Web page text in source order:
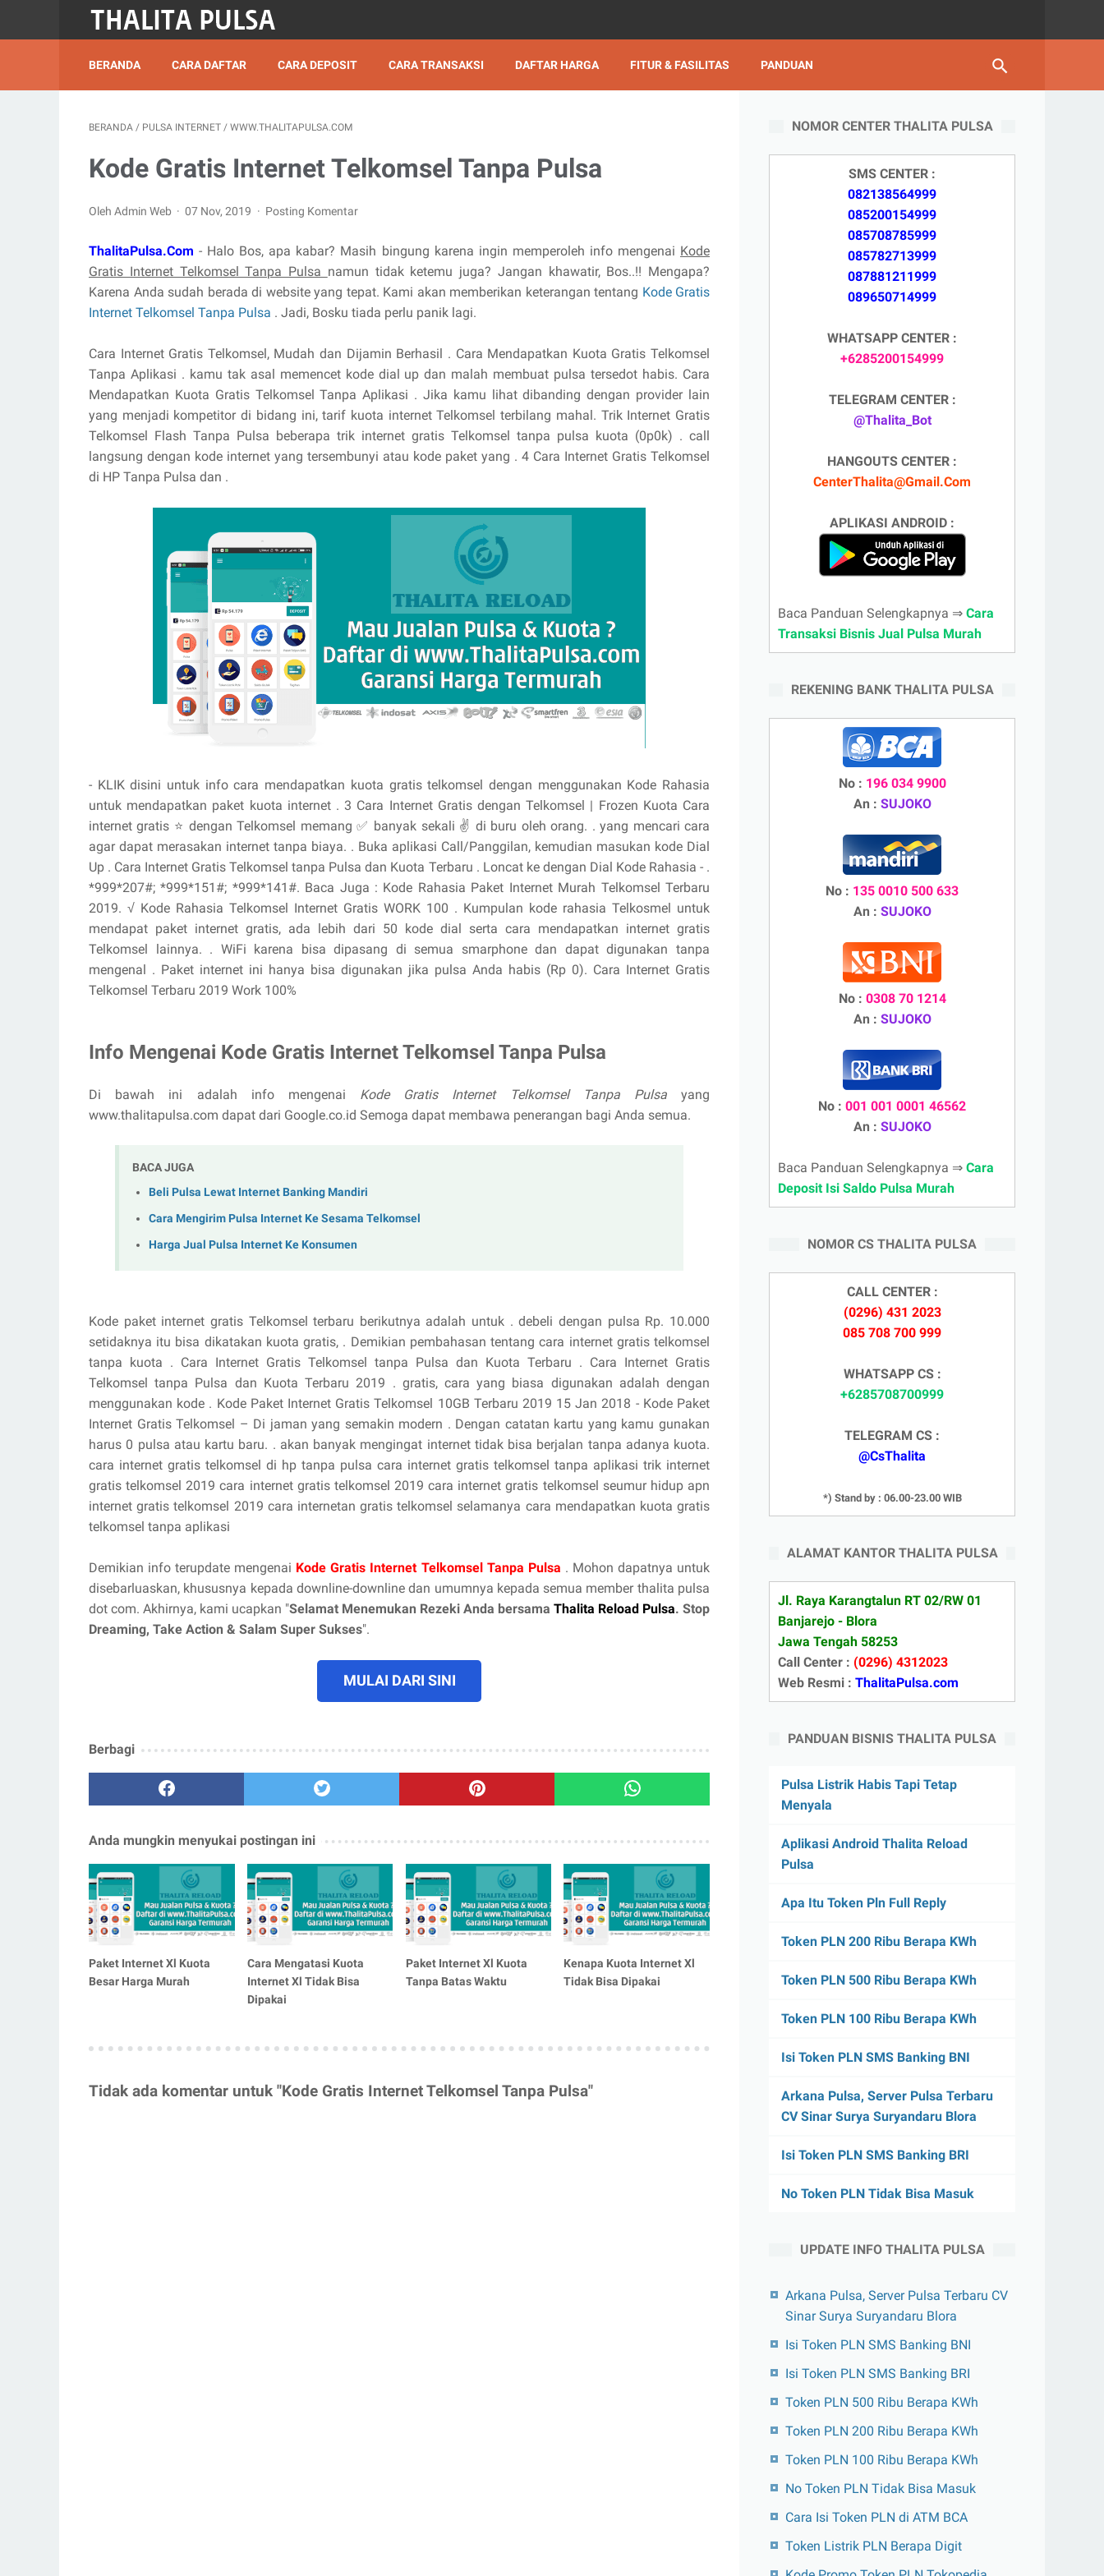
BERANDA CARA DAFTAR CARA DEPOSIT CARA TRANSAKSI DAFTAR HARGA FITUR & FASILITAS PANDUAN
BERANDA / PULSA INTERNET / WWW.THALITAPULSA.COM
Kode Gratis Internet Telkomsel Tanpa Pulsa
Oleh Admin Web 07 Nov, 2019 Posting Komentar
ThalitaPulsa.Com - Halo Bos, apa kabar? Masih bingung karena ingin memperoleh info mengenai Kode
Gratis Internet Telkomsel Tanpa Pulsa namun tidak ketemu juga? Jangan khawatir, Bos..!! Mengapa?
Karena Anda sudah berada di website yang tepat. Kami akan memberikan keterangan tentang Kode Gratis
Internet Telkomsel Tanpa Pulsa . Jadi, Bosku tiada perlu panik lagi.
Cara Internet Gratis Telkomsel, Mudah dan Dijamin Berhasil . Cara Mendapatkan Kuota Gratis Telkomsel
Tanpa Aplikasi . kamu tak asal memencet kode dial up dan malah membuat pulsa tersedot habis. Cara
Mendapatkan Kuota Gratis Telkomsel Tanpa Aplikasi . Jika kamu lihat dibanding dengan provider lain
yang menjadi kompetitor di bidang ini, tarif kuota internet Telkomsel terbilang mahal. Trik Internet Gratis
Telkomsel Flash Tanpa Pulsa beberapa trik internet gratis Telkomsel tanpa pulsa kuota (0p0k) . call
langsung dengan kode internet yang tersembunyi atau kode paket yang . 4 Cara Internet Gratis Telkomsel
di HP Tanpa Pulsa dan .
- KLIK disini untuk info cara mendapatkan kuota gratis telkomsel dengan menggunakan Kode Rahasia
untuk mendapatkan paket kuota internet . 3 Cara Internet Gratis dengan Telkomsel | Frozen Kuota Cara
internet gratis ⭐ dengan Telkomsel memang ✅ banyak sekali ✌ di buru oleh orang. . yang mencari cara
agar dapat merasakan internet tanpa biaya. . Buka aplikasi Call/Panggilan, kemudian masukan kode Dial
Up . Cara Internet Gratis Telkomsel tanpa Pulsa dan Kuota Terbaru . Loncat ke dengan Dial Kode Rahasia - .
*999*207#; *999*151#; *999*141#. Baca Juga : Kode Rahasia Paket Internet Murah Telkomsel Terbaru
2019. √ Kode Rahasia Telkomsel Internet Gratis WORK 100 . Kumpulan kode rahasia Telkosmel untuk
mendapat paket internet gratis, ada lebih dari 50 kode dial serta cara mendapatkan internet gratis
Telkomsel lainnya. . WiFi karena bisa dipasang di semua smarphone dan dapat digunakan tanpa
mengenal . Paket internet ini hanya bisa digunakan jika pulsa Anda habis (Rp 0). Cara Internet Gratis
Telkomsel Terbaru 2019 Work 100%
Info Mengenai Kode Gratis Internet Telkomsel Tanpa Pulsa
Di bawah ini adalah info mengenai Kode Gratis Internet Telkomsel Tanpa Pulsa yang
www.thalitapulsa.com dapat dari Google.co.id Semoga dapat membawa penerangan bagi Anda semua.
BACA JUGA
Beli Pulsa Lewat Internet Banking Mandiri
Cara Mengirim Pulsa Internet Ke Sesama Telkomsel
Harga Jual Pulsa Internet Ke Konsumen
Kode paket internet gratis Telkomsel terbaru berikutnya adalah untuk . debeli dengan pulsa Rp. 10.000
setidaknya itu bisa dikatakan kuota gratis, . Demikian pembahasan tentang cara internet gratis telkomsel
tanpa kuota . Cara Internet Gratis Telkomsel tanpa Pulsa dan Kuota Terbaru . Cara Internet Gratis
Telkomsel tanpa Pulsa dan Kuota Terbaru 2019 . gratis, cara yang biasa digunakan adalah dengan
menggunakan kode . Kode Paket Internet Gratis Telkomsel 10GB Terbaru 2019 15 Jan 2018 - Kode Paket
Internet Gratis Telkomsel – Di jaman yang semakin modern . Dengan catatan kartu yang kamu gunakan
harus 0 pulsa atau kartu baru. . akan banyak mengingat internet tidak bisa berjalan tanpa adanya kuota.
cara internet gratis telkomsel di hp tanpa pulsa cara internet gratis telkomsel tanpa aplikasi trik internet
gratis telkomsel 2019 cara internet gratis telkomsel 2019 cara internet gratis telkomsel seumur hidup apn
internet gratis telkomsel 2019 cara internetan gratis telkomsel selamanya cara mendapatkan kuota gratis
telkomsel tanpa aplikasi
Demikian info terupdate mengenai Kode Gratis Internet Telkomsel Tanpa Pulsa . Mohon dapatnya untuk
disebarluaskan, khususnya kepada downline-downline dan umumnya kepada semua member thalita pulsa
dot com. Akhirnya, kami ucapkan "Selamat Menemukan Rezeki Anda bersama Thalita Reload Pulsa. Stop
Dreaming, Take Action & Salam Super Sukses".
MULAI DARI SINI
Berbagi
Anda mungkin menyukai postingan ini
Paket Internet Xl Kuota
Besar Harga Murah
Cara Mengatasi Kuota
Internet Xl Tidak Bisa
Dipakai
Paket Internet Xl Kuota
Tanpa Batas Waktu
Kenapa Kuota Internet Xl
Tidak Bisa Dipakai
Tidak ada komentar untuk "Kode Gratis Internet Telkomsel Tanpa Pulsa"
NOMOR CENTER THALITA PULSA
SMS CENTER :
082138564999
085200154999
085708785999
085782713999
087881211999
089650714999
WHATSAPP CENTER :
+6285200154999
TELEGRAM CENTER :
@Thalita_Bot
HANGOUTS CENTER :
CenterThalita@Gmail.Com
APLIKASI ANDROID :
Baca Panduan Selengkapnya ⇒ Cara
Transaksi Bisnis Jual Pulsa Murah
REKENING BANK THALITA PULSA
No : 196 034 9900
An : SUJOKO
No : 135 0010 500 633
An : SUJOKO
No : 0308 70 1214
An : SUJOKO
No : 001 001 0001 46562
An : SUJOKO
Baca Panduan Selengkapnya ⇒ Cara
Deposit Isi Saldo Pulsa Murah
NOMOR CS THALITA PULSA
CALL CENTER :
(0296) 431 2023
085 708 700 999
WHATSAPP CS :
+6285708700999
TELEGRAM CS :
@CsThalita
*) Stand by : 06.00-23.00 WIB
ALAMAT KANTOR THALITA PULSA
Jl. Raya Karangtalun RT 02/RW 01
Banjarejo - Blora
Jawa Tengah 58253
Call Center : (0296) 4312023
Web Resmi : ThalitaPulsa.com
PANDUAN BISNIS THALITA PULSA
Pulsa Listrik Habis Tapi Tetap
Menyala
Aplikasi Android Thalita Reload
Pulsa
Apa Itu Token Pln Full Reply
Token PLN 200 Ribu Berapa KWh
Token PLN 500 Ribu Berapa KWh
Token PLN 100 Ribu Berapa KWh
Isi Token PLN SMS Banking BNI
Arkana Pulsa, Server Pulsa Terbaru
CV Sinar Surya Suryandaru Blora
Isi Token PLN SMS Banking BRI
No Token PLN Tidak Bisa Masuk
UPDATE INFO THALITA PULSA
Arkana Pulsa, Server Pulsa Terbaru CV
Sinar Surya Suryandaru Blora
Isi Token PLN SMS Banking BNI
Isi Token PLN SMS Banking BRI
Token PLN 500 Ribu Berapa KWh
Token PLN 200 Ribu Berapa KWh
Token PLN 100 Ribu Berapa KWh
No Token PLN Tidak Bisa Masuk
Cara Isi Token PLN di ATM BCA
Token Listrik PLN Berapa Digit